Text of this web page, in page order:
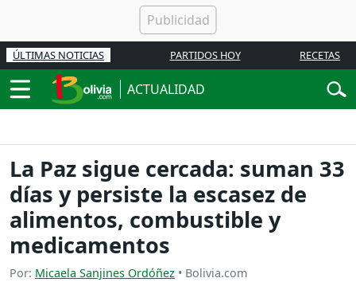
ÚLTIMAS NOTICIAS PARTIDOS HOY RECETAS
ACTUALIDAD
La Paz sigue cercada: suman 33
días y persiste la escasez de
alimentos, combustible y
medicamentos
Por: Micaela Sanjines Ordóñez • Bolivia.com